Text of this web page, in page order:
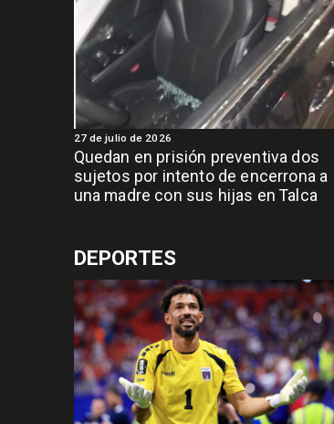
Quedan en prisión preventiva dos
sujetos por intento de encerrona a
una madre con sus hijas en Talca
27 de julio de 2026
DEPORTES